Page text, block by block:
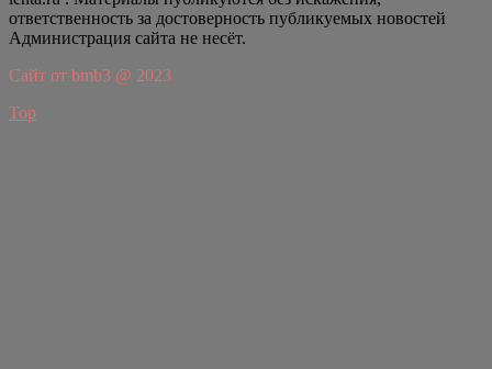
ответственность за достоверность публикуемых новостей
Администрация сайта не несёт.
Сайт от bmb3 @ 2023
Top